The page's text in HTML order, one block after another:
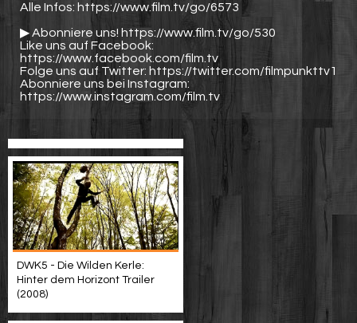
Alle Infos: https://www.film.tv/go/6573
▶ Abonniere uns! https://www.film.tv/go/530
Like uns auf Facebook:
https://www.facebook.com/film.tv
Folge uns auf Twitter: https://twitter.com/filmpunkttv1
Abonniere uns bei Instagram:
https://www.instagram.com/film.tv
DWK5 - Die Wilden Kerle:
Hinter dem Horizont Trailer
(2008)